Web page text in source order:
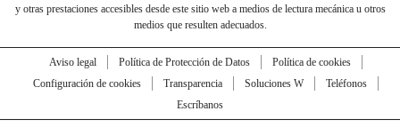
y otras prestaciones accesibles desde este sitio web a medios de lectura mecánica u otros
medios que resulten adecuados.
Aviso legal Política de Protección de Datos
Política de cookies
Configuración de cookies
Transparencia Soluciones W
Teléfonos
Escríbanos